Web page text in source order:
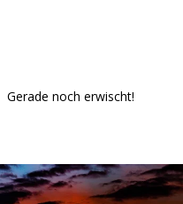
Gerade noch erwischt!